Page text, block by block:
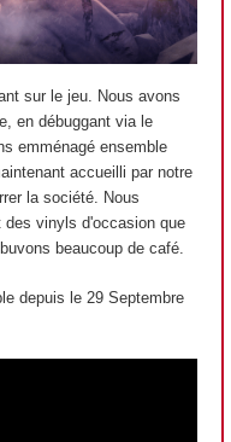
sur le jeu. Nous avons
en débuggant via le
emménagé ensemble
accueilli par notre
la société. Nous
vinyls d'occasion que
beaucoup de café.
depuis le 29 Septembre